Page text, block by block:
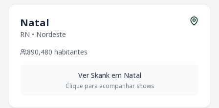
Natal
RN • Nordeste
890,480 habitantes
VerSkankem Natal
Clique para acompanhar shows